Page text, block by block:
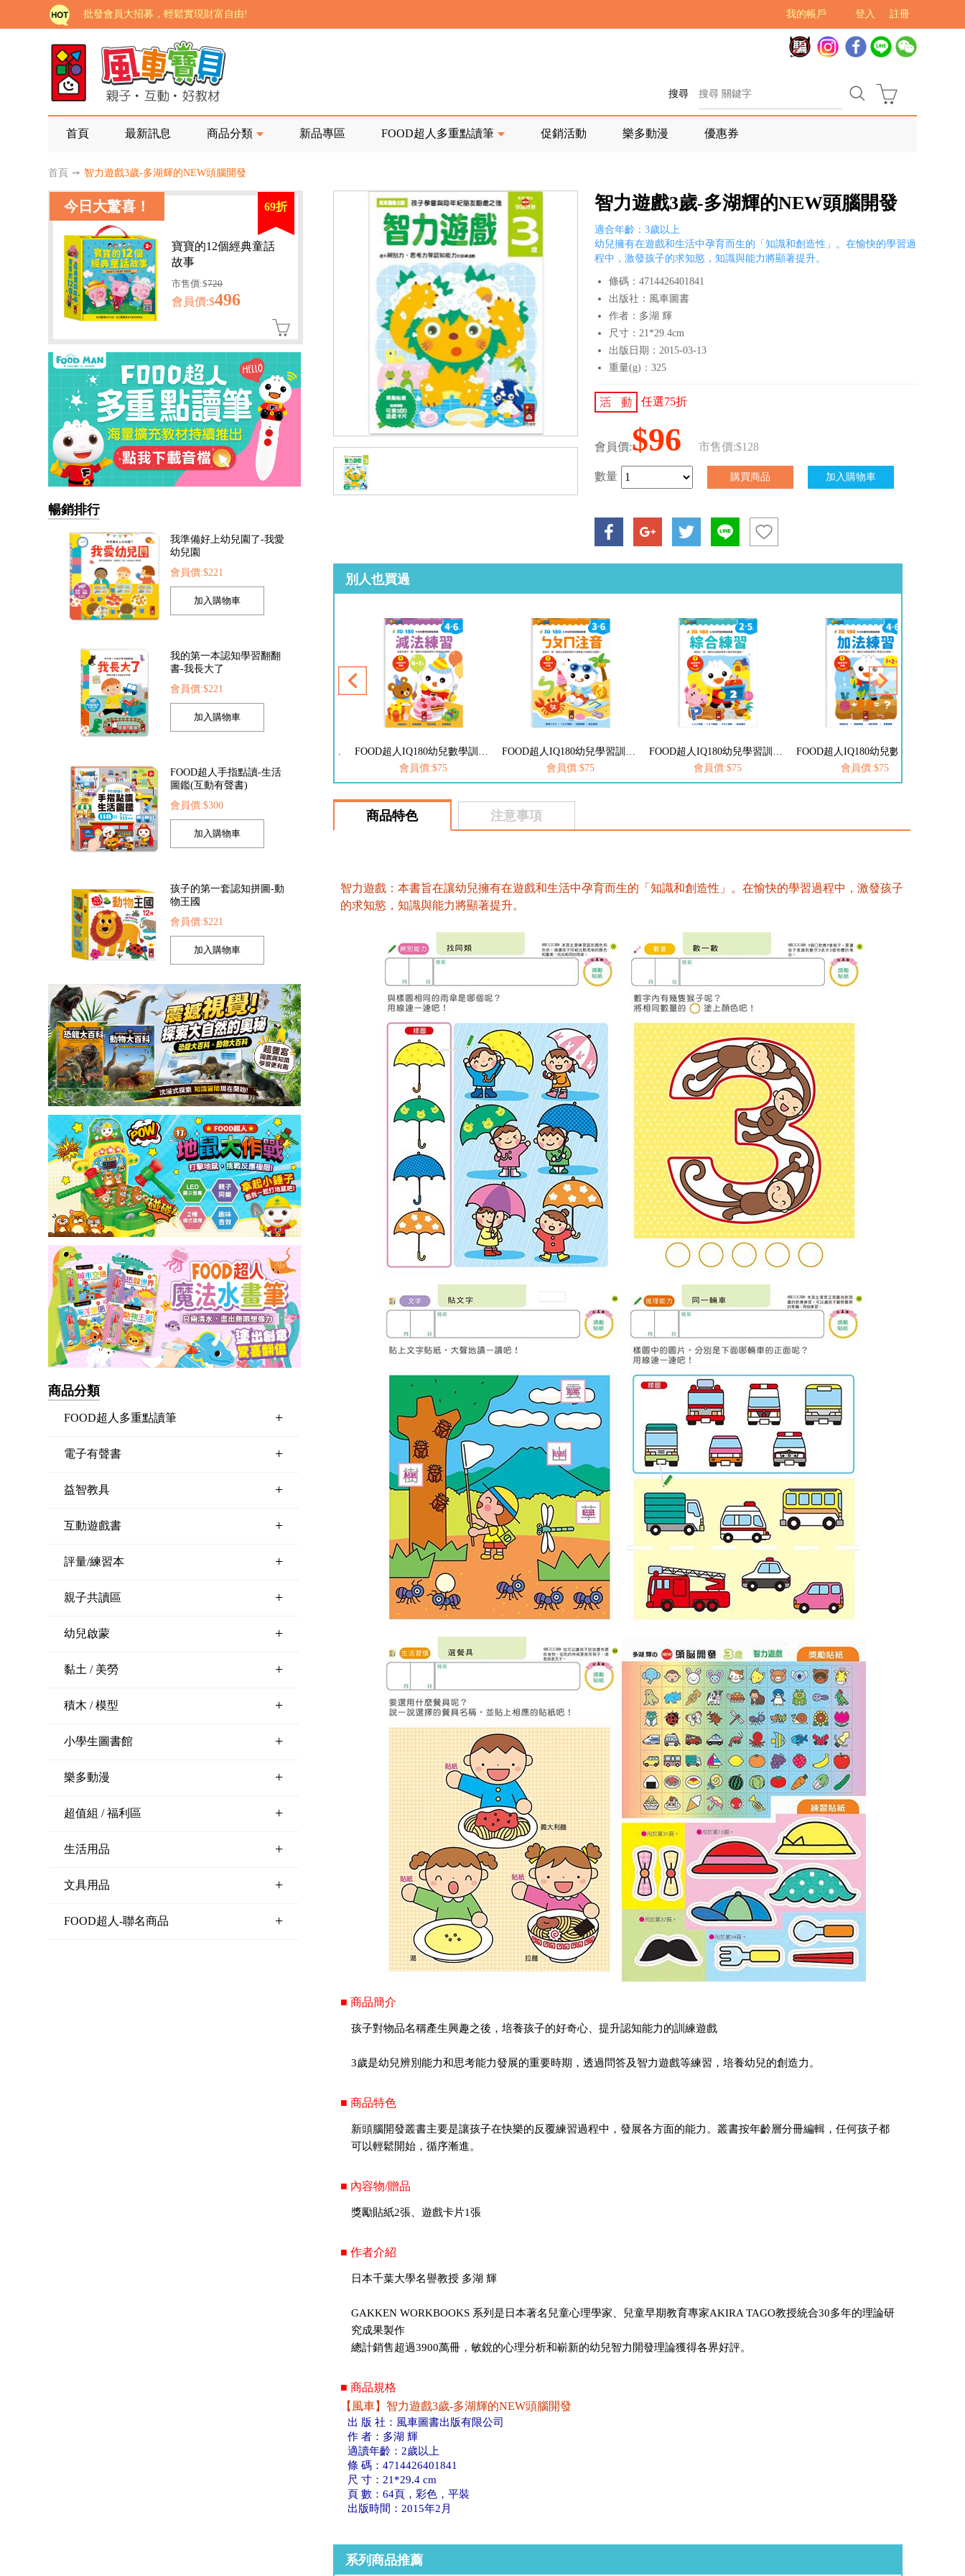
註冊
登入
我的帳戶
批發會員大招募，輕鬆實現財富自由!
如需更改或重開發票 需在訂單成立三天內通知客服 寄回發票需附上回郵郵票
老師您好!!幼教會員火熱招募中~
海外購物免煩惱！點我查看『海外購物流程說明』
家長樂了!「風車書版集團暨FOOD超人企業總部」目前正興建中!
老師您好!!幼教會員火熱招募中~
海外購物免煩惱！點我查看『海外購物流程說明』
搜尋
首頁 最新訊息 商品分類 新品專區 FOOD超人多重點讀筆 促銷活動 樂多動漫 優惠券
首頁 ➙ 智力遊戲3歲-多湖輝的NEW頭腦開發
今日大驚喜！ 69折
寶寶的12個經典童話
故事
市售價:$720
會員價:$496
暢銷排行
我準備好上幼兒園了-我愛
幼兒園
會員價:$221
我的第一本認知學習翻翻
書-我長大了
會員價:$221
FOOD超人手指點讀-生活
圖鑑(互動有聲書)
會員價:$300
孩子的第一套認知拼圖-動
物王國
會員價:$221
商品分類
FOOD超人多重點讀筆 +
電子有聲書 +
益智教具 +
互動遊戲書 +
評量/練習本 +
親子共讀區 +
幼兒啟蒙 +
黏土 / 美勞 +
積木 / 模型 +
小學生圖書館 +
樂多動漫 +
超值組 / 福利區 +
生活用品 +
文具用品 +
FOOD超人-聯名商品 +
智力遊戲3歲-多湖輝的NEW頭腦開發
適合年齡：3歲以上
幼兒擁有在遊戲和生活中孕育而生的「知識和創造性」。在愉快的學習過
程中，激發孩子的求知慾，知識與能力將顯著提升。
條碼：4714426401841
出版社：風車圖書
作者：多湖 輝
尺寸：21*29.4cm
出版日期：2015-03-13
重量(g)：325
任選75折
會員價:$96 市售價:$128
數量
別人也買過
會員價:$75
會員價:$75
會員價:$75
會員價:$75
會員價:$75
會員價:$75
商品特色 注意事項
智力遊戲：本書旨在讓幼兒擁有在遊戲和生活中孕育而生的「知識和創造性」。在愉快的學習過程中，激發孩子
的求知慾，知識與能力將顯著提升。
■ 商品簡介
孩子對物品名稱產生興趣之後，培養孩子的好奇心、提升認知能力的訓練遊戲
3歲是幼兒辨別能力和思考能力發展的重要時期，透過問答及智力遊戲等練習，培養幼兒的創造力。
■ 商品特色
新頭腦開發叢書主要是讓孩子在快樂的反覆練習過程中，發展各方面的能力。叢書按年齡層分冊編輯，任何孩子都
可以輕鬆開始，循序漸進。
■ 內容物/贈品
獎勵貼紙2張、遊戲卡片1張
■ 作者介紹
日本千葉大學名譽教授 多湖 輝
GAKKEN WORKBOOKS 系列是日本著名兒童心理學家、兒童早期教育專家AKIRA TAGO教授統合30多年的理論研
究成果製作
總計銷售超過3900萬冊，敏銳的心理分析和嶄新的幼兒智力開發理論獲得各界好評。
■ 商品規格
【風車】智力遊戲3歲-多湖輝的NEW頭腦開發
出 版 社：風車圖書出版有限公司
作 者：多湖 輝
適讀年齡：2歲以上
條 碼：4714426401841
尺 寸：21*29.4 cm
頁 數：64頁，彩色，平裝
出版時間：2015年2月
系列商品推薦